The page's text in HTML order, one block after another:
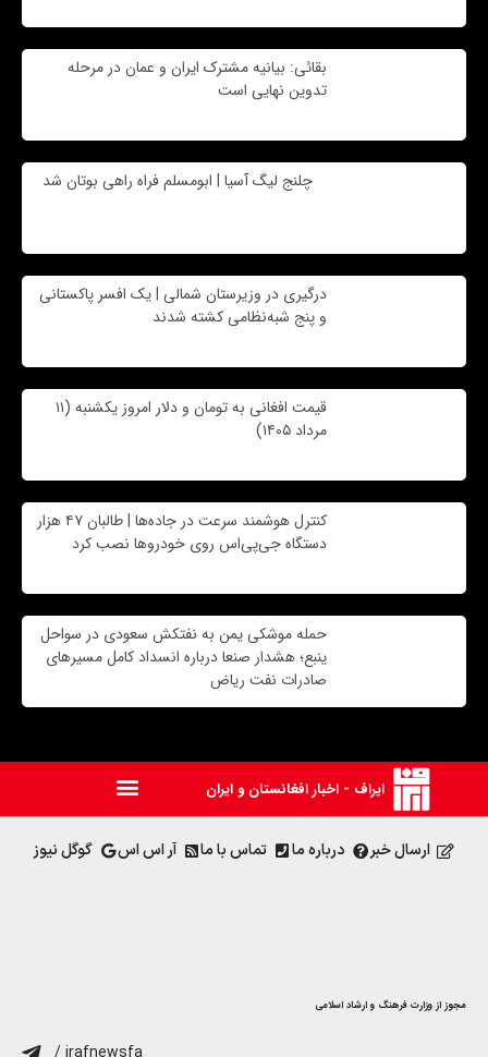
بقائی: بیانیه مشترک ایران و عمان در مرحله
تدوین نهایی است
چلنج لیگ آسیا | ابومسلم فراه راهی بوتان شد
درگیری در وزیرستان شمالی | یک افسر پاکستانی
و پنج شبه‌نظامی کشته شدند
قیمت افغانی به تومان و دلار امروز یکشنبه (۱۱
مرداد ۱۴۰۵)
کنترل هوشمند سرعت در جاده‌ها | طالبان ۴۷ هزار
دستگاه جی‌پی‌اس روی خودروها نصب کرد
حمله موشکی یمن به نفتکش سعودی در سواحل
ینبع؛ هشدار صنعا درباره انسداد کامل مسیرهای
صادرات نفت ریاض
ایراف - اخبار افغانستان و ایران
ارسال خبر درباره ما تماس با ما آر اس اس گوگل نیوز
مجوز از وزارت فرهنگ و ارشاد اسلامی